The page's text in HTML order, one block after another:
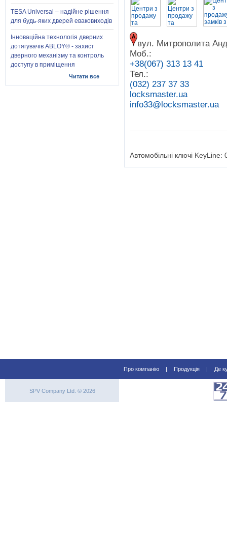
вул. Митрополита
Моб.:
+38(067) 313 13 41
Тел.:
(032) 237 37 33
locksmaster.ua
info33@locksmaster.ua
Автомобільні ключі KeyLine:
TESA Universal – надійне рішення
для будь-яких дверей еваковиходів
Інноваційна технологія дверних
дотягувачів ABLOY® - захист
дверного механізму та контроль
доступу в приміщення
Читати все
Про компанію | Продукція | Де
SPV Company Ltd. © 2026